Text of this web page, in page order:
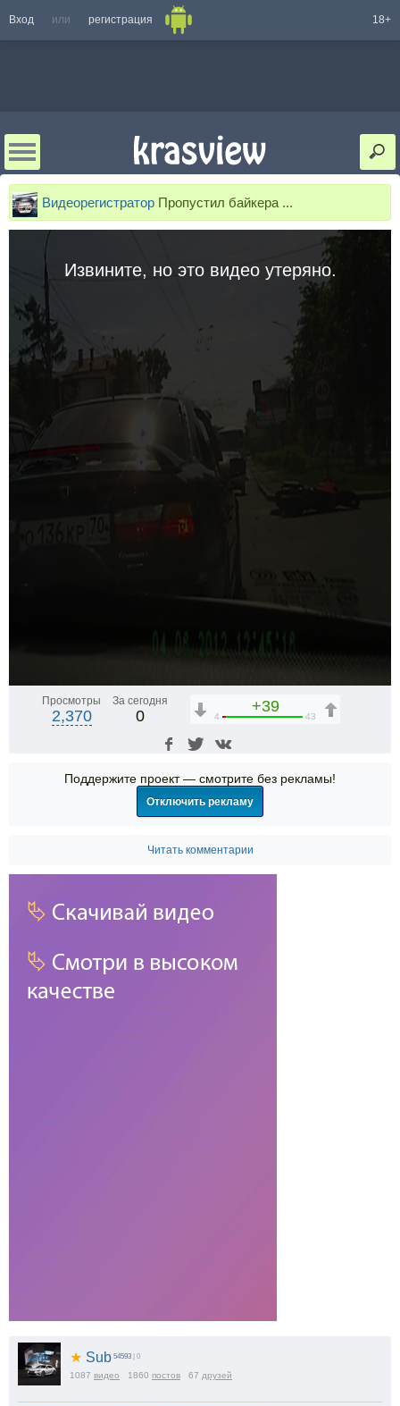
Вход или регистрация 18+
Видеорегистратор Пропустил байкера ...
Извините, но это видео утеряно.
Просмотры
2,370
За сегодня
0
+39
4 43
Поддержите проект — смотрите без рекламы!
Отключить рекламу
Читать комментарии
★ Sub 54593 | 0
1087 видео 1860 постов 67 друзей